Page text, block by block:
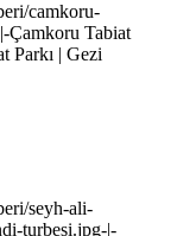
camkoru-
Çamkoru Tabiat
Parkı | Gezi
seyh-ali-
turbesi.jpg-|-